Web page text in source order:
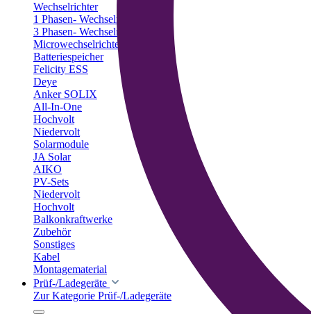
Wechselrichter
1 Phasen- Wechselrichter
3 Phasen- Wechselrichter
Microwechselrichter
Batteriespeicher
Felicity ESS
Deye
Anker SOLIX
All-In-One
Hochvolt
Niedervolt
Solarmodule
JA Solar
AIKO
PV-Sets
Niedervolt
Hochvolt
Balkonkraftwerke
Zubehör
Sonstiges
Kabel
Montagematerial
Prüf-/Ladegeräte
Zur Kategorie Prüf-/Ladegeräte